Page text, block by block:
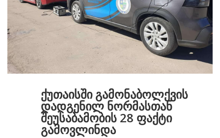
ქუთაისში გამონაბოლქვის
დადგენილ ნორმასთან
შეუსაბამობის 28 ფაქტი
გამოვლინდა